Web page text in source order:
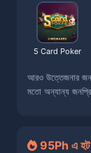
5 Card Poker
আরও উত্তেজনার
মতো অন্যান্য
95Ph এ হট